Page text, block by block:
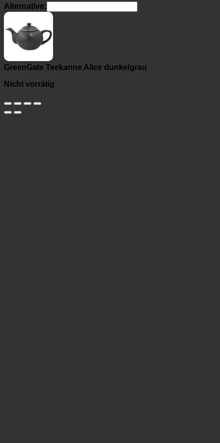
Alternative:
GreenGate Teekanne Alice dunkelgrau
Nicht vorrätig